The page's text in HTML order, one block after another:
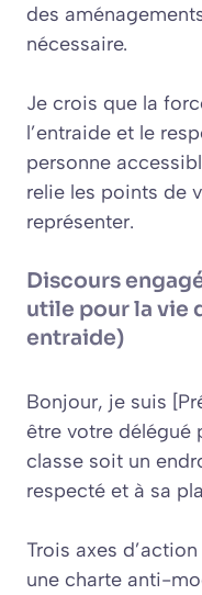
des
nécessaire.
Je crois que la
l’entraide et le
personne
relie les points de
représenter.
Discours
utile pour la vie
entraide)
Bonjour, je suis
être votre délégué
classe soit un
respecté et à sa
Trois axes
une charte anti-